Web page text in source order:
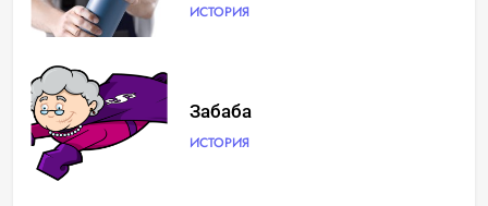
ИСТОРИЯ
Забаба
ИСТОРИЯ